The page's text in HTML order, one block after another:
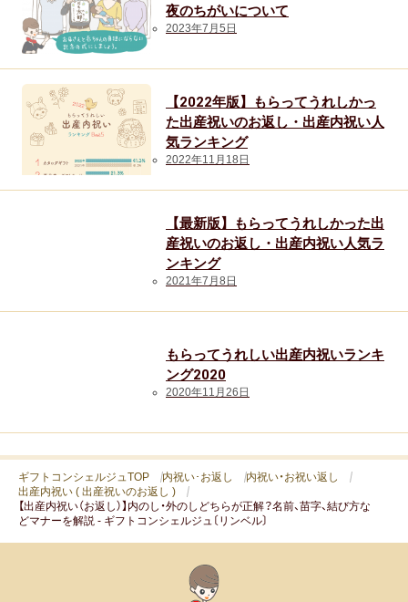
夜のちがいについて
2023年7月5日
【2022年版】もらってうれしかっ
た出産祝いのお返し・出産内祝い人
気ランキング
2022年11月18日
【最新版】もらってうれしかった出
産祝いのお返し・出産内祝い人気ラ
ンキング
2021年7月8日
もらってうれしい出産内祝いランキ
ング2020
2020年11月26日
ギフトコンシェルジュTOP 内祝い･お返し
内祝い・お祝い返し
出産内祝い ( 出産祝いのお返し )
【出産内祝い（お返し）】内のし・外のしどちらが正解？名前、苗字、結び方な
どマナーを解説 - ギフトコンシェルジュ〔リンベル〕